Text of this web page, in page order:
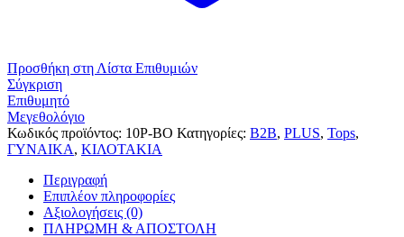
Προσθήκη στη Λίστα Επιθυμιών
Σύγκριση
Επιθυμητό
Μεγεθολόγιο
Κωδικός προϊόντος: 10P-BO Κατηγορίες: B2B, PLUS, Tops,
ΓΥΝΑΙΚΑ, ΚΙΛΟΤΑΚΙΑ
Περιγραφή
Επιπλέον πληροφορίες
Αξιολογήσεις (0)
ΠΛΗΡΩΜΗ & ΑΠΟΣΤΟΛΗ